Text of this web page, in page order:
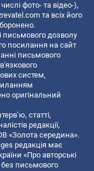
фото- та відео-),
та всіх його
письмового дозволу
посилання на сайт
письмового
систем,
оригінальний
статті,
редакції,
«Золота середина».
редакція має
«Про авторські
без письмового